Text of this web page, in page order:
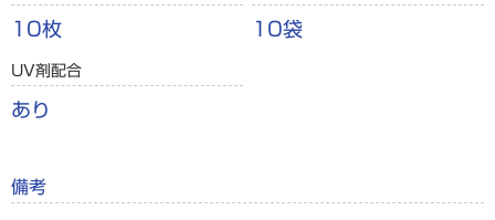
10枚 10袋
UV剤配合
あり
備考